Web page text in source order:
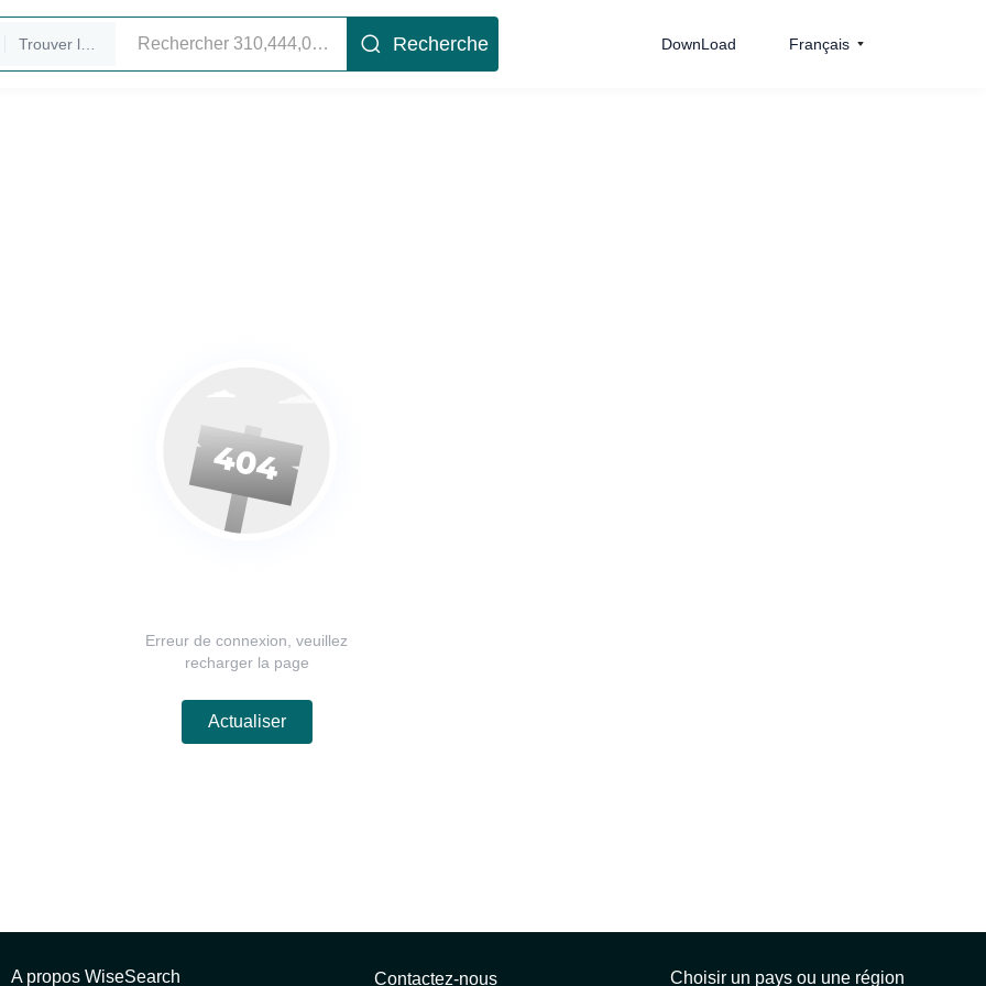
Trouver les membres de direction Recherche DownLoad Français
Erreur de connexion, veuillez
recharger la page
Actualiser
A propos WiseSearch Contactez-nous Choisir un pays ou une région